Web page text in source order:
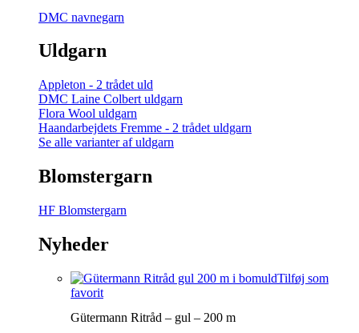
DMC navnegarn
Uldgarn
Appleton - 2 trådet uld
DMC Laine Colbert uldgarn
Flora Wool uldgarn
Haandarbejdets Fremme - 2 trådet uldgarn
Se alle varianter af uldgarn
Blomstergarn
HF Blomstergarn
Nyheder
Tilføj som
favorit
Gütermann Ritråd – gul – 200 m